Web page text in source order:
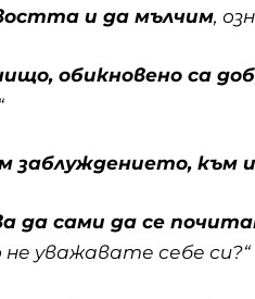
и да мълчим,
обикновено са
заблуждението, към
да сами да се
уважавате себе си?“